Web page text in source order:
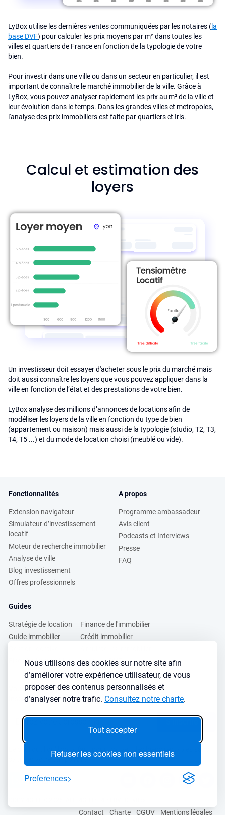
Nous utilisons des cookies sur notre site afin
d’améliorer votre expérience utilisateur, de vous
proposer des contenus personnalisés et
d’analyser notre trafic. Consultez notre charte.
Tout accepter
Refuser les cookies non essentiels
Preferences
LyBox utilise les dernières ventes communiquées par les notaires (la
base DVF) pour calculer les prix moyens par m² dans toutes les
villes et quartiers de France en fonction de la typologie de votre
bien.
Pour investir dans une ville ou dans un secteur en particulier, il est
important de connaître le marché immobilier de la ville. Grâce à
LyBox, vous pouvez analyser rapidement les prix au m² de la ville et
leur évolution dans le temps. Dans les grandes villes et metropoles,
l'analyse des prix immobiliers est faite par quartiers et Iris.
Calcul et estimation des
loyers
Un investisseur doit essayer d'acheter sous le prix du marché mais
doit aussi connaître les loyers que vous pouvez appliquer dans la
ville en fonction de l’état et des prestations de votre bien.
LyBox analyse des millions d’annonces de locations afin de
modéliser les loyers de la ville en fonction du type de bien
(appartement ou maison) mais aussi de la typologie (studio, T2, T3,
T4, T5 ...) et du mode de location choisi (meublé ou vide).
Fonctionnalités
Extension navigateur
Simulateur d’investissement
locatif
Moteur de recherche immobilier
Analyse de ville
Blog investissement
Offres professionnels
A propos
Programme ambassadeur
Avis client
Podcasts et Interviews
Presse
FAQ
Guides
Stratégie de location
Guide immobilier
Fiscalité immobilière
Finance de l'immobilier
Crédit immobilier
Lybox vs DVF
Vous voulez apprendre à investir dans l’immobilier ?
Inscrivez vous à notre newsletter gratuite :
→
Le seul outil qu’il vous faut pour trouvez des biens rentables sans
sacrifier votre temps libre
Contact Charte CGUV Mentions légales